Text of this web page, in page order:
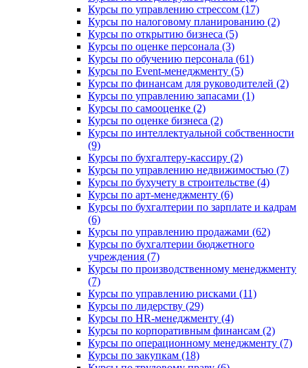
Курсы по управлению стрессом (17)
Курсы по налоговому планированию (2)
Курсы по открытию бизнеса (5)
Курсы по оценке персонала (3)
Курсы по обучению персонала (61)
Курсы по Event-менеджменту (5)
Курсы по финансам для руководителей (2)
Курсы по управлению запасами (1)
Курсы по самооценке (2)
Курсы по оценке бизнеса (2)
Курсы по интеллектуальной собственности
(9)
Курсы по бухгалтеру-кассиру (2)
Курсы по управлению недвижимостью (7)
Курсы по бухучету в строительстве (4)
Курсы по арт-менеджменту (6)
Курсы по бухгалтерии по зарплате и кадрам
(6)
Курсы по управлению продажами (62)
Курсы по бухгалтерии бюджетного
учреждения (7)
Курсы по производственному менеджменту
(7)
Курсы по управлению рисками (11)
Курсы по лидерству (29)
Курсы по HR-менеджменту (4)
Курсы по корпоративным финансам (2)
Курсы по операционному менеджменту (7)
Курсы по закупкам (18)